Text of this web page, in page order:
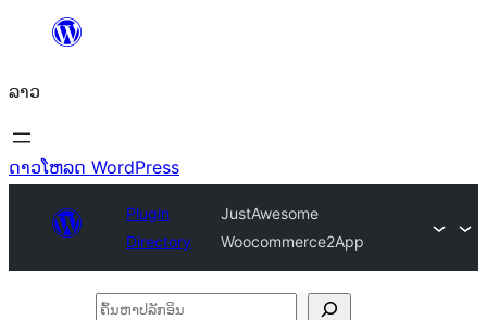
ທີ່
ເນື້ອຫາ
ລາວ
ດາວໂຫລດ WordPress
Plugin
Directory
JustAwesome
Woocommerce2App
ຄົ້ນ